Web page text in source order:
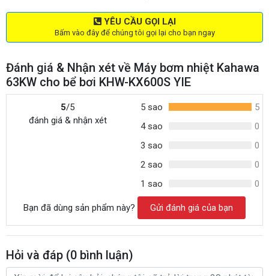
YÊU CẦU GỌI LẠI
Bấm vào đây để chúng tôi gọi lại cho bạn ngay
Đánh giá & Nhận xét về Máy bơm nhiệt Kahawa
63KW cho bể bơi KHW-KX600S YIE
5/5
đánh giá & nhận xét
5 sao
5
4 sao
0
3 sao
0
2 sao
0
1 sao
0
Bạn đã dùng sản phẩm này? Gửi đánh giá của bạn
Hỏi và đáp (0 bình luận)